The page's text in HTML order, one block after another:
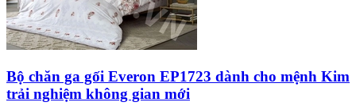
Bộ chăn ga gối Everon EP1723 dành cho mệnh Kim
trải nghiệm không gian mới